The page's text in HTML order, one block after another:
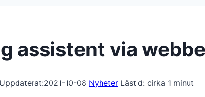
assistent via
Uppdaterat:2021-10-08 Nyheter Lästid: cirka 1 minut